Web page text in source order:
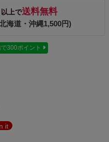
上で送料無料
海道・沖縄1,500円)
300ポイント
it